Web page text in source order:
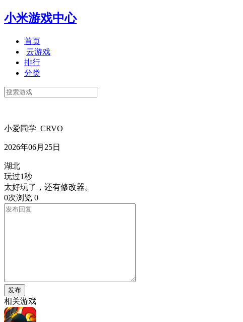
小米游戏中心
首页
云游戏
排行
分类
小爱同学_CRVO
2026年06月25日
湖北
玩过1秒
太好玩了，还有修改器。
0次浏览 0
发布
相关游戏